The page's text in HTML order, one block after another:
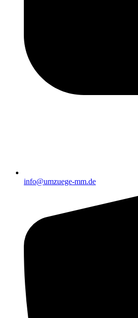
info@umzuege-mm.de